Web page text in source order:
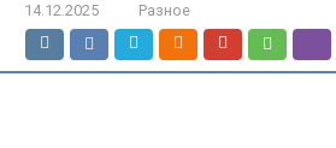
14.12.2025 Разное